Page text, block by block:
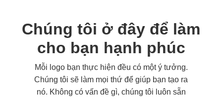
Chúng tôi ở đây để làm
cho bạn hạnh phúc
Mỗi logo bạn thực hiện đều có một ý tưởng.
Chúng tôi sẽ làm mọi thứ để giúp bạn tạo ra
nó. Không có vấn đề gì, chúng tôi luôn sẵn